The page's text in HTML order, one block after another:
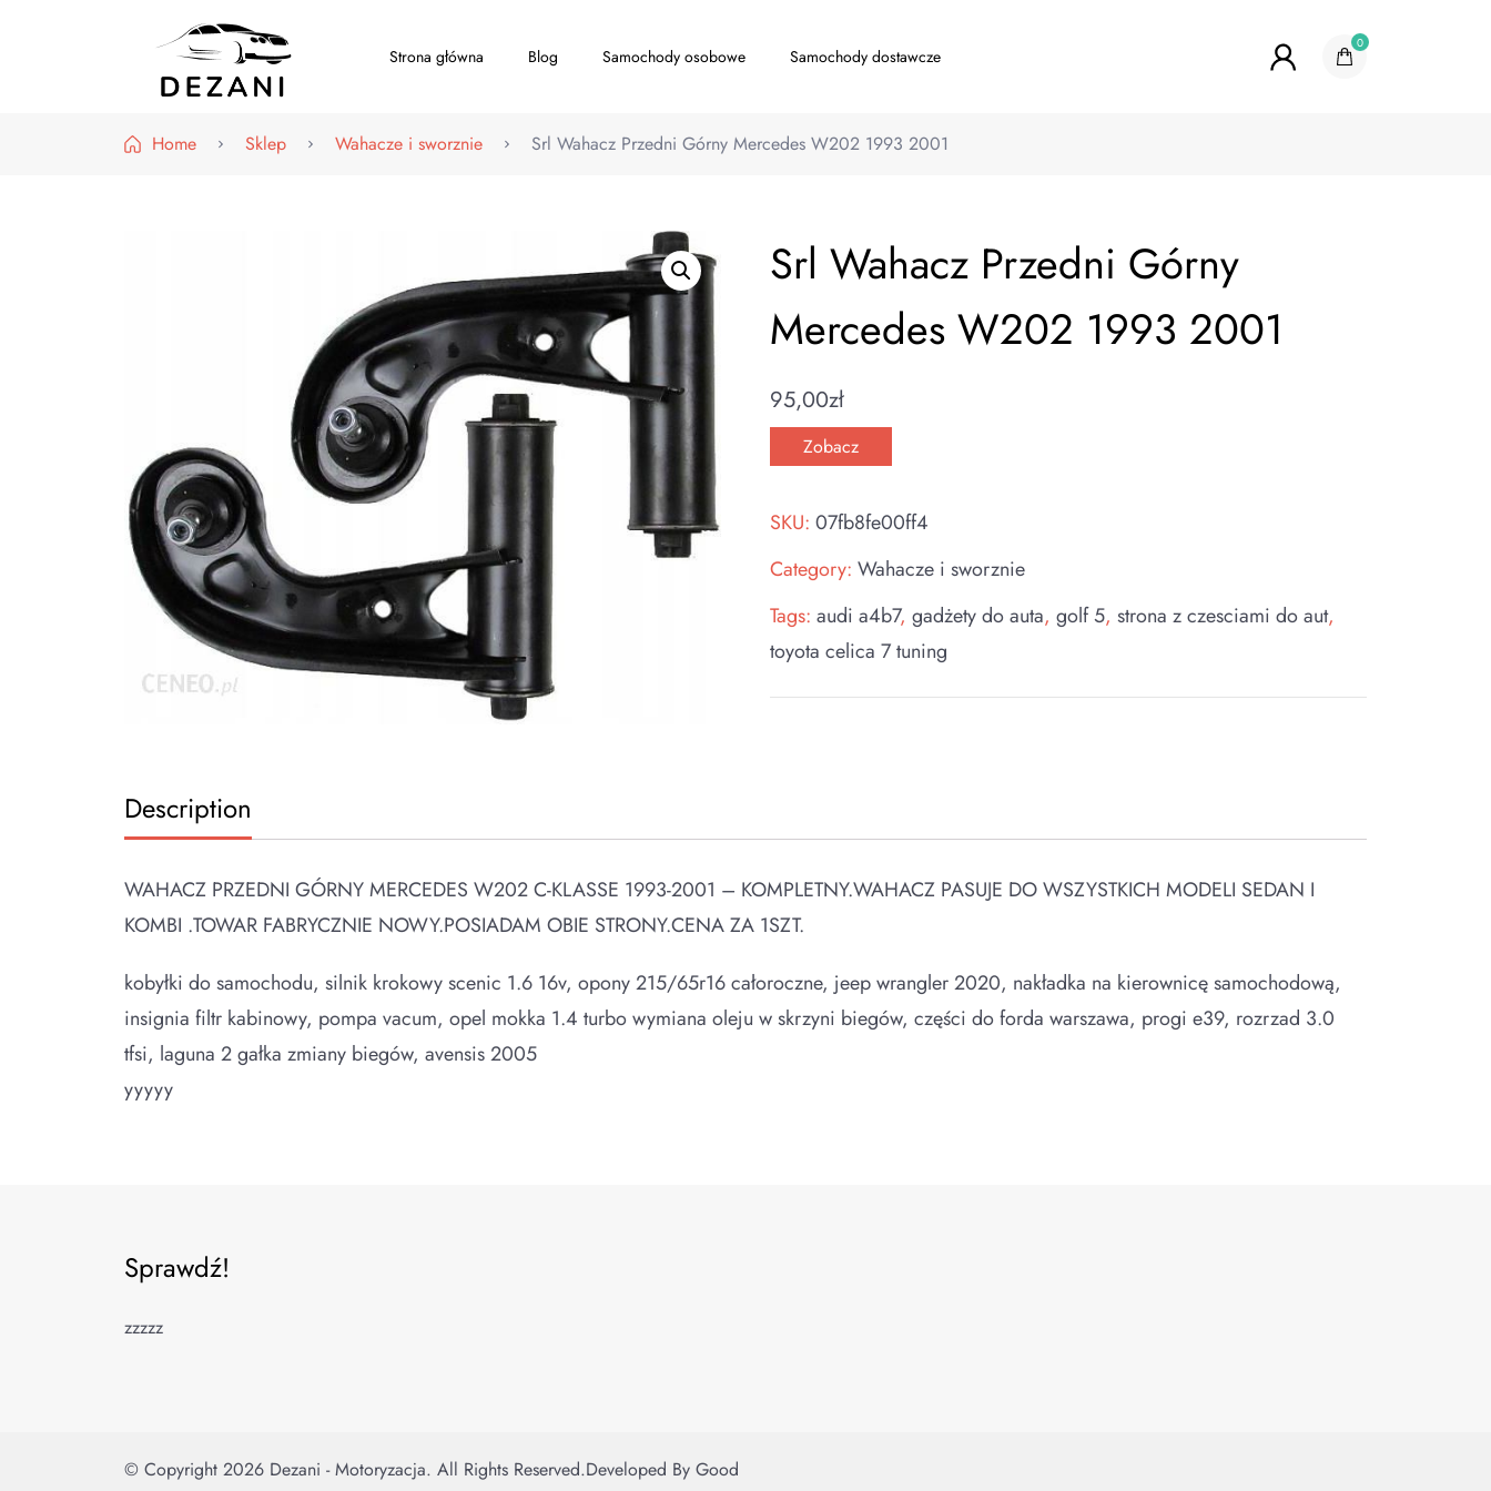
Strona główna Blog Samochody osobowe Samochody dostawcze
0
Home Sklep Wahacze i sworznie Srl Wahacz Przedni Górny Mercedes W202 1993 2001
Srl Wahacz Przedni Górny
Mercedes W202 1993 2001
95,00zł
Zobacz
SKU:07fb8fe00ff4
Category:Wahacze i sworznie
Tags:audi a4b7,gadżety do auta,golf 5,strona z czesciami do aut,
toyota celica 7 tuning
Description
WAHACZ PRZEDNI GÓRNY MERCEDES W202 C-KLASSE 1993-2001 – KOMPLETNY.WAHACZ PASUJE DO WSZYSTKICH MODELI SEDAN I
KOMBI .TOWAR FABRYCZNIE NOWY.POSIADAM OBIE STRONY.CENA ZA 1SZT.
kobyłki do samochodu, silnik krokowy scenic 1.6 16v, opony 215/65r16 całoroczne, jeep wrangler 2020, nakładka na kierownicę samochodową,
insignia filtr kabinowy, pompa vacum, opel mokka 1.4 turbo wymiana oleju w skrzyni biegów, części do forda warszawa, progi e39, rozrzad 3.0
tfsi, laguna 2 gałka zmiany biegów, avensis 2005
yyyyy
Sprawdź!
zzzzz
© Copyright 2026 Dezani - Motoryzacja. All Rights Reserved.Developed By Good